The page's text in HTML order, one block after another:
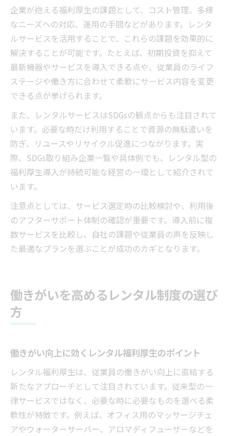
企業が抱える福利厚生の課題として、コスト管理、多様
なニーズへの対応、運用の手間などがあります。レンタ
ルサービスを活用することで、これらの課題を効果的に
解決することが可能です。たとえば、初期投資を抑えて
最新機器やサービスを導入できる点や、従業員のライフ
ステージや働き方に合わせて柔軟にサービス内容を変更
できる点が挙げられます。
また、レンタルサービスはSDGsの観点からも注目されて
います。必要な時だけ利用することで資源の無駄遣いを
防ぎ、リユースやリサイクル促進につながります。実
際、SDGs取り組み企業一覧や具体例でも、レンタル型の
福利厚生導入が持続可能な経営の一環として紹介されて
います。
注意点としては、サービス選定時の比較検討や、利用後
のアフターサポート体制の確認が重要です。導入前に複
数サービスを比較し、自社の課題や従業員の声を反映し
た最適なプランを選ぶことが成功のカギとなります。
働きがいを高めるレンタル制度の選び
方
働きがい向上に効くレンタル福利厚生のポイント
レンタル福利厚生は、従業員の働きがい向上に直結する
新たなアプローチとして注目されています。従来型の一
律サービスではなく、必要な時に必要なものを選べる柔
軟性が特徴です。例えば、オフィス用のマッサージチェ
アやウォーターサーバー、アロマディフューザーなどを